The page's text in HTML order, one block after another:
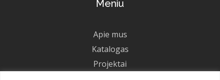
Meniu
Apie mus
Katalogas
Projektai